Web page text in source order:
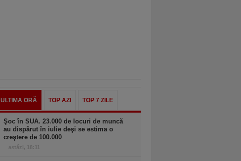
ULTIMA ORĂ TOP AZI TOP 7 ZILE
Şoc în SUA. 23.000 de locuri de muncă
au dispărut în iulie deşi se estima o
creştere de 100.000
astăzi, 18:11